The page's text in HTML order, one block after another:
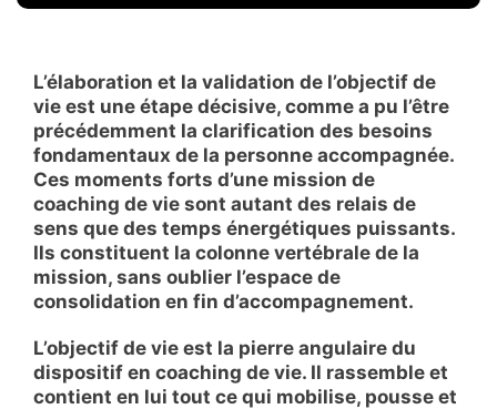
L’élaboration et la validation de l’objectif de
vie est une étape décisive, comme a pu l’être
précédemment la clarification des besoins
fondamentaux de la personne accompagnée.
Ces moments forts d’une mission de
coaching de vie sont autant des relais de
sens que des temps énergétiques puissants.
Ils constituent la colonne vertébrale de la
mission, sans oublier l’espace de
consolidation en fin d’accompagnement.
L’objectif de vie est la pierre angulaire du
dispositif en coaching de vie. Il rassemble et
contient en lui tout ce qui mobilise, pousse et